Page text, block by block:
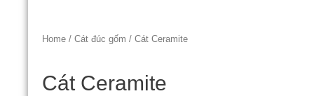
Home / Cát đúc gốm / Cát Ceramite
Cát Ceramite